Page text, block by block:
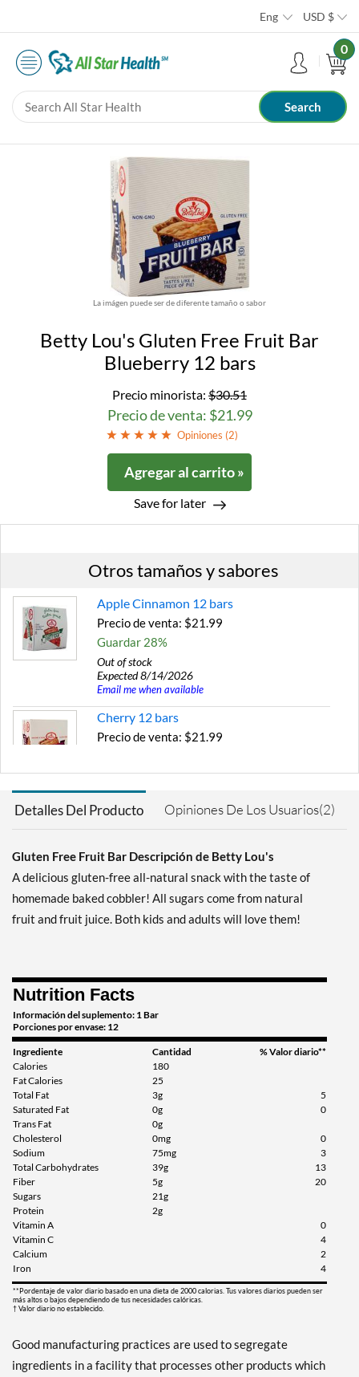
Eng USD $
0
La imágen puede ser de diferente tamaño o sabor
Betty Lou's Gluten Free Fruit Bar
Blueberry 12 bars
Precio minorista: $30.51
Precio de venta: $21.99
Opiniones (2)
Agregar al carrito »
Save for later
Otros tamaños y sabores
Apple Cinnamon 12 bars
Precio de venta: $21.99
Guardar 28%
Out of stock
Expected 8/14/2026
Email me when available
Cherry 12 bars
Precio de venta: $21.99
Out of stock
Expected 8/18/2026
Email me when available
Detalles Del Producto Opiniones De Los Usuarios(2)
Gluten Free Fruit Bar Descripción de Betty Lou's
A delicious gluten-free all-natural snack with the taste of
homemade baked cobbler! All sugars come from natural
fruit and fruit juice. Both kids and adults will love them!
Nutrition Facts
Información del suplemento: 1 Bar
Porciones por envase: 12
Ingrediente Cantidad
% Valor diario**
Calories
180
Fat Calories
25
Total Fat
3g
5
Saturated Fat
0g
0
Trans Fat
0g
Cholesterol
0mg
0
Sodium
75mg
3
Total Carbohydrates
39g
13
Fiber
5g
20
Sugars
21g
Protein
2g
Vitamin A
0
Vitamin C
4
Calcium
2
Iron
4
**Pordentaje de valor diario basado en una dieta de 2000 calorias. Tus valores diarios pueden ser
más altos o bajos dependiendo de tus necesidades calóricas.
† Valor diario no establecido.
Good manufacturing practices are used to segregate
ingredients in a facility that processes other products which